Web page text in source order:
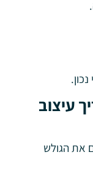
עיצוב
את הגולש